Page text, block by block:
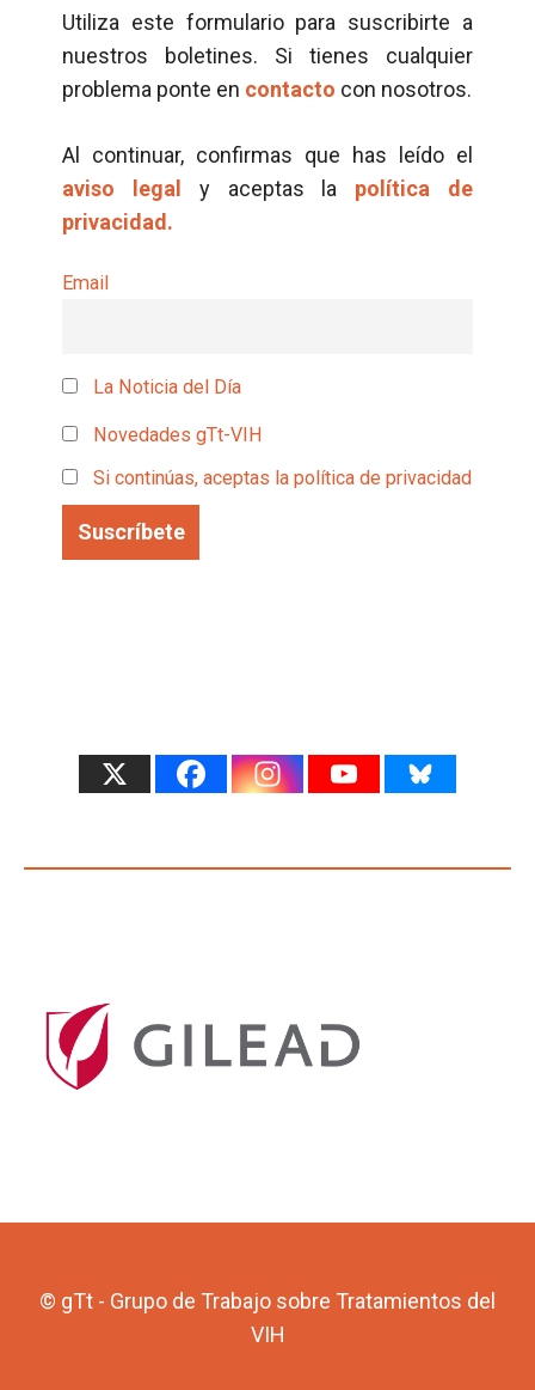
Utiliza este formulario para suscribirte a
nuestros boletines. Si tienes cualquier
problema ponte en contacto con nosotros.
Al continuar, confirmas que has leído el
aviso legal
y aceptas la política de
privacidad.
Email
La Noticia del Día
Novedades gTt-VIH
Si continúas, aceptas la política de privacidad
© gTt - Grupo de Trabajo sobre Tratamientos del
VIH